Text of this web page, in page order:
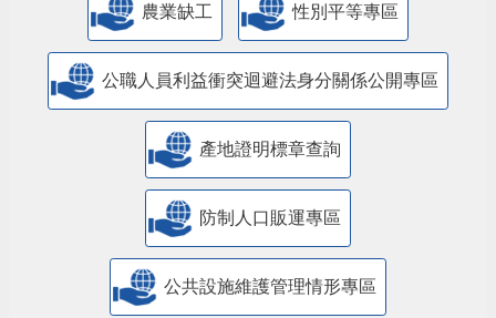
農業缺工 性別平等專區
公職人員利益衝突迴避法身分關係公開專區
產地證明標章查詢
防制人口販運專區
​公共設施維護管理情形專區